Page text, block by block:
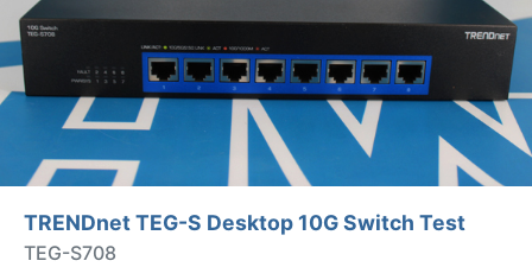
TRENDnet TEG-S Desktop 10G Switch Test
TEG-S708